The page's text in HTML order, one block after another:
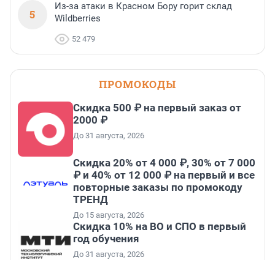
5
Из-за атаки в Красном Бору горит склад
Wildberries
52 479
ПРОМОКОДЫ
Скидка 500 ₽ на первый заказ от
2000 ₽
До 31 августа, 2026
Скидка 20% от 4 000 ₽, 30% от 7 000
₽ и 40% от 12 000 ₽ на первый и все
повторные заказы по промокоду
ТРЕНД
До 15 августа, 2026
Скидка 10% на ВО и СПО в первый
год обучения
До 31 августа, 2026